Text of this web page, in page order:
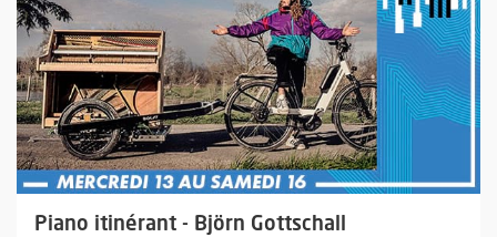
Piano itinérant - Björn Gottschall